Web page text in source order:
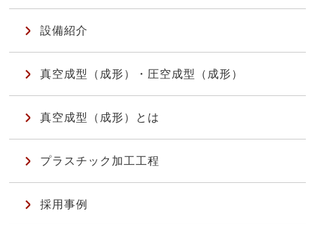
設備紹介
真空成型（成形）・圧空成型（成形）
真空成型（成形）とは
プラスチック加工工程
採用事例